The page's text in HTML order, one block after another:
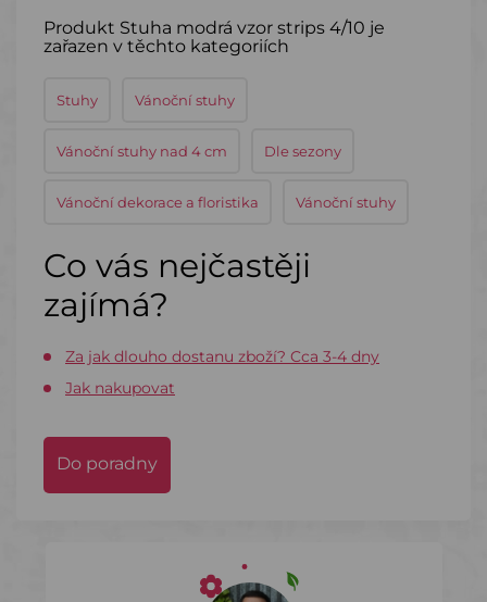
Produkt Stuha modrá vzor strips 4/10 je
zařazen v těchto kategoriích
Stuhy Vánoční stuhy
Vánoční stuhy nad 4 cm Dle sezony
Vánoční dekorace a floristika Vánoční stuhy
Co vás nejčastěji
zajímá?
Za jak dlouho dostanu zboží? Cca 3-4 dny
Jak nakupovat
Do poradny